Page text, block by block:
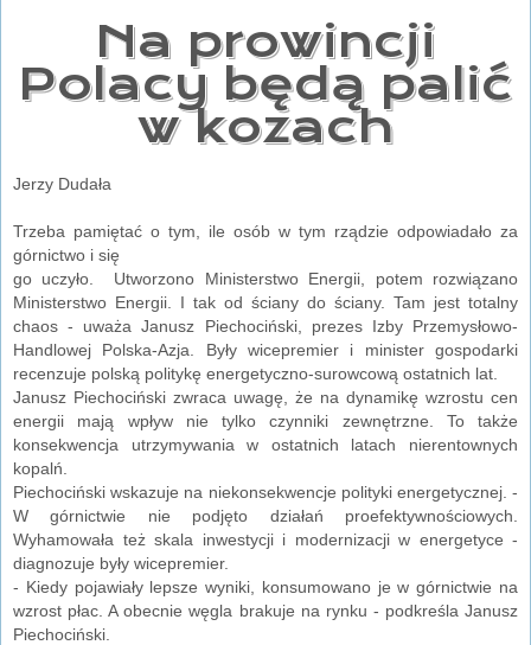
Na prowincji
Polacy będą palić
w kozach
Jerzy Dudała
Trzeba pamiętać o tym, ile osób w tym rządzie odpowiadało za
górnictwo i się
go uczyło. Utworzono Ministerstwo Energii, potem rozwiązano
Ministerstwo Energii. I tak od ściany do ściany. Tam jest totalny
chaos - uważa Janusz Piechociński, prezes Izby Przemysłowo-
Handlowej Polska-Azja. Były wicepremier i minister gospodarki
recenzuje polską politykę energetyczno-surowcową ostatnich lat.
Janusz Piechociński zwraca uwagę, że na dynamikę wzrostu cen
energii mają wpływ nie tylko czynniki zewnętrzne. To także
konsekwencja utrzymywania w ostatnich latach nierentownych
kopalń.
Piechociński wskazuje na niekonsekwencje polityki energetycznej. -
W górnictwie nie podjęto działań proefektywnościowych.
Wyhamowała też skala inwestycji i modernizacji w energetyce -
diagnozuje były wicepremier.
- Kiedy pojawiały lepsze wyniki, konsumowano je w górnictwie na
wzrost płac. A obecnie węgla brakuje na rynku - podkreśla Janusz
Piechociński.